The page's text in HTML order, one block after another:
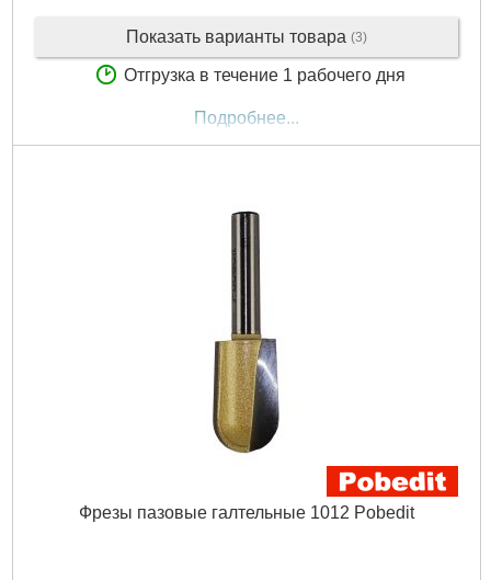
Показать варианты товара (3)
Отгрузка в течение 1 рабочего дня
Подробнее...
Фрезы пазовые галтельные 1012 Pobedit